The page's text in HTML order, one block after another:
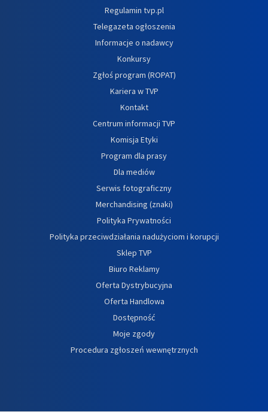
Regulamin tvp.pl
Telegazeta ogłoszenia
Informacje o nadawcy
Konkursy
Zgłoś program (ROPAT)
Kariera w TVP
Kontakt
Centrum informacji TVP
Komisja Etyki
Program dla prasy
Dla mediów
Serwis fotograficzny
Merchandising (znaki)
Polityka Prywatności
Polityka przeciwdziałania nadużyciom i korupcji
Sklep TVP
Biuro Reklamy
Oferta Dystrybucyjna
Oferta Handlowa
Dostępność
Moje zgody
Procedura zgłoszeń wewnętrznych